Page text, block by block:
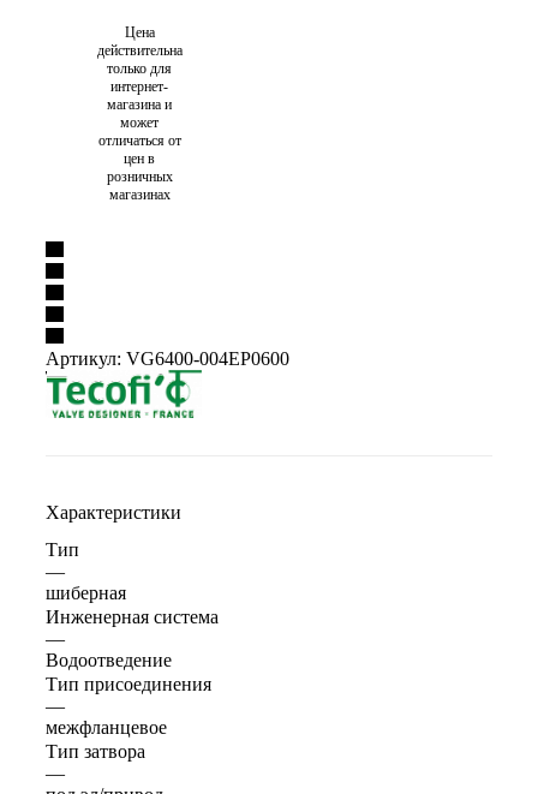
Цена
действительна
только для
интернет-
магазина и
может
отличаться от
цен в
розничных
магазинах
Артикул: VG6400-004EP0600
Характеристики
Тип
—
шиберная
Инженерная система
—
Водоотведение
Тип присоединения
—
межфланцевое
Тип затвора
—